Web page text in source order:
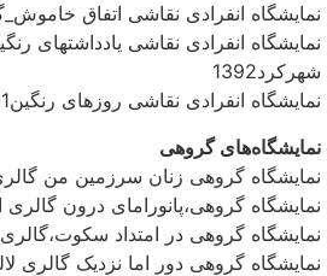
نمایشگاه انفرادی نقاشی اتفاق خاموش_گالری
نمایشگاه انفرادی نقاشی یادداشتهای
شهرکرد1392
نمایشگاه انفرادی نقاشی روزهای رنگین1391 گالری بهمن شهرکرد
نمایشگاه‌های گروهی
نمایشگاه گروهی زنان سرزمین من
نمایشگاه گروهی،پانورامای درون گالری
نمایشگاه گروهی در امتداد سکوت،گالری
نمایشگاه گروهی دور اما نزدیک گالری